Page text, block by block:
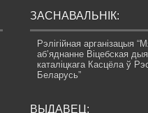
ЗАСНАВАЛЬНІК:
Рэлігійная арганізацыя
аб’яднанне Віцебская
каталіцкага Касцёла ў
Беларусь”
ВЫДАВЕЦ: